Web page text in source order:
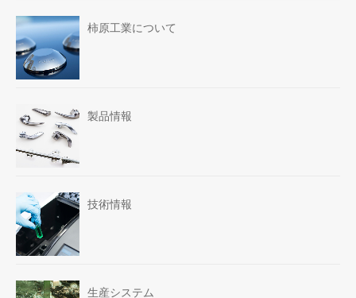
柿原工業について
製品情報
技術情報
生産システム